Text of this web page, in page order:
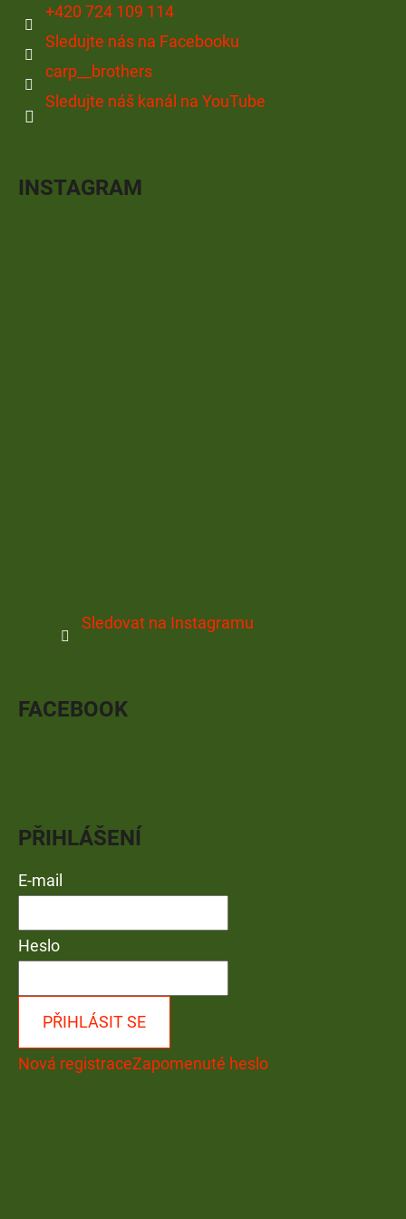
+420 724 109 114
Sledujte nás na Facebooku
carp__brothers
Sledujte náš kanál na YouTube
INSTAGRAM
Sledovat na Instagramu
FACEBOOK
PŘIHLÁŠENÍ
E-mail
Heslo
PŘIHLÁSIT SE
Nová registraceZapomenuté heslo